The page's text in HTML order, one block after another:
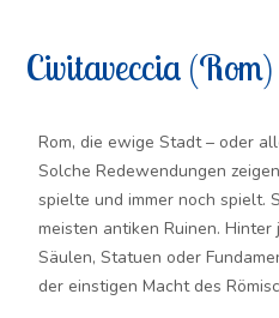
Civitaveccia (Rom)
Rom, die ewige Stadt – oder
Solche Redewendungen
spielte und immer noch spielt.
meisten antiken Ruinen.
Säulen, Statuen oder
der einstigen Macht des